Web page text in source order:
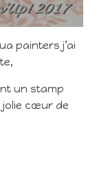
painters j’ai
un stamp
jolie cœur de